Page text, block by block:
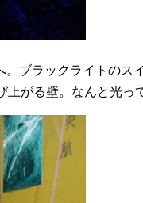
ブラックライトのス
がる壁。なんと光っ